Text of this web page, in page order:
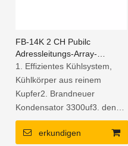
FB-14K 2 CH Pubilc
Adressleitungs-Array-
Verstärker
1. Effizientes Kühlsystem,
Kühlkörper aus reinem
Kupfer2. Brandneuer
Kondensator 3300uf3. den
(Nieder-) Druckschutz, die
Ausgangsüberlastung und
erkundigen